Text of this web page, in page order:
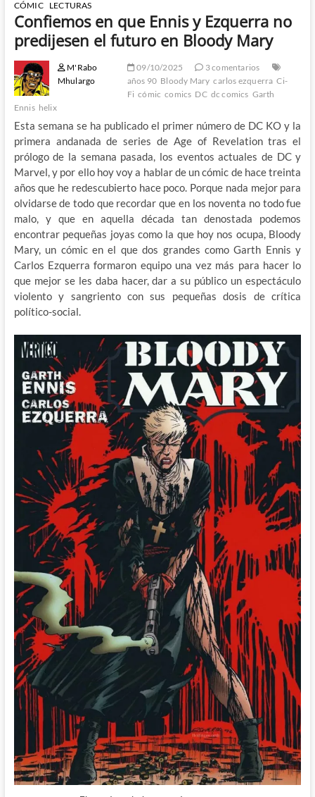
CÓMIC LECTURAS
Confiemos en que Ennis y Ezquerra no
predijesen el futuro en Bloody Mary
M'Rabo
Mhulargo
09/10/2025
3 comentarios
años 90 Bloody Mary carlos ezquerra Ci-
Fi cómic comics DC dc comics Garth
Ennis helix
Esta semana se ha publicado el primer número de DC KO y la
primera andanada de series de Age of Revelation tras el
prólogo de la semana pasada, los eventos actuales de DC y
Marvel, y por ello hoy voy a hablar de un cómic de hace treinta
años que he redescubierto hace poco. Porque nada mejor para
olvidarse de todo que recordar que en los noventa no todo fue
malo, y que en aquella década tan denostada podemos
encontrar pequeñas joyas como la que hoy nos ocupa, Bloody
Mary, un cómic en el que dos grandes como Garth Ennis y
Carlos Ezquerra formaron equipo una vez más para hacer lo
que mejor se les daba hacer, dar a su público un espectáculo
violento y sangriento con sus pequeñas dosis de crítica
político-social.